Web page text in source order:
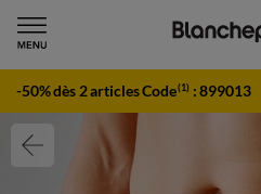
-50% dès 2 articles Code(1) :899013